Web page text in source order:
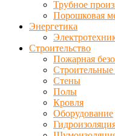
Трубное
Порошковая
Энергетика
Строительство
Пожарная
Стены
Полы
Кровля
Оборудование